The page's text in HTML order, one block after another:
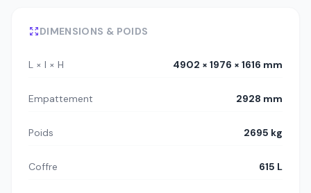
DIMENSIONS & POIDS
L × l × H 4902 × 1976 × 1616 mm
Empattement 2928 mm
Poids 2695 kg
Coffre 615 L